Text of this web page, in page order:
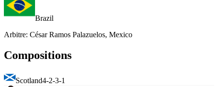
Brazil
Arbitre: César Ramos Palazuelos, Mexico
Compositions
Scotland4-2-3-1